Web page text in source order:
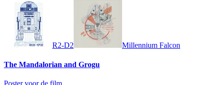
R2-D2 Millennium Falcon
The Mandalorian and Grogu
Poster voor de film